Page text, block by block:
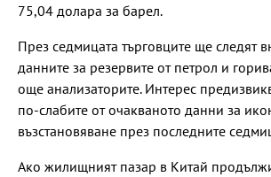
75,04 долара за барел.
През седмицата търговците ще следят
данните за резервите от петрол и
още анализаторите. Интерес
по-слабите от очакваното данни за
възстановяване през последните
Ако жилищният пазар в Китай